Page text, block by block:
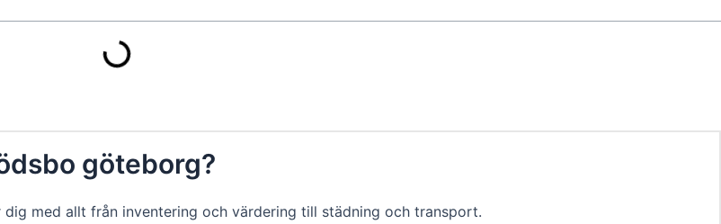
göteborg?
med allt från inventering och värdering till städning och transport.